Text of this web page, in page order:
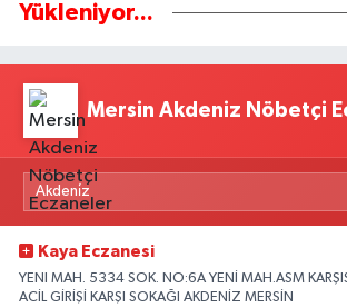
Yükleniyor...
Mersin Akdeniz Nöbetçi
Kaya Eczanesi
YENI MAH. 5334 SOK. NO:6A YENİ MAH.ASM
ACİL GİRİŞİ KARŞI SOKAĞI AKDENİZ MERSİN